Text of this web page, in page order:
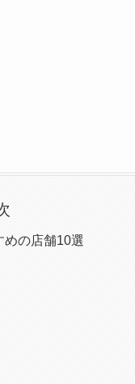
めの店舗10選